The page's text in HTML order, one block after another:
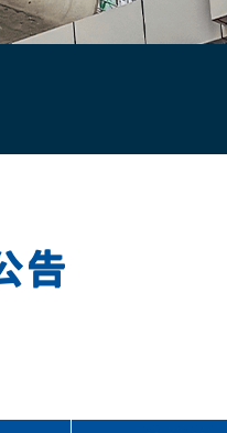
告